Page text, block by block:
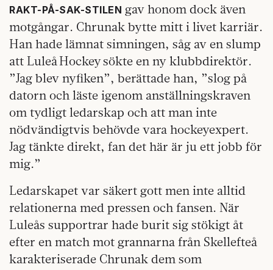
RAKT-PÅ-SAK-STILEN gav honom dock även
motgångar. Chrunak bytte mitt i livet karriär.
Han hade lämnat simningen, såg av en slump
att Luleå Hockey sökte en ny klubbdirektör.
”Jag blev nyfiken”, berättade han, ”slog på
datorn och läste igenom anställningskraven
om tydligt ledarskap och att man inte
nödvändigtvis behövde vara hockeyexpert.
Jag tänkte direkt, fan det här är ju ett jobb för
mig.”
Ledarskapet var säkert gott men inte alltid
relationerna med pressen och fansen. När
Luleås supportrar hade burit sig stökigt åt
efter en match mot grannarna från Skellefteå
karakteriserade Chrunak dem som